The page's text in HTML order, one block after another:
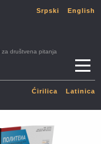
Srpski English
za društvena pitanja
Ćirilica Latinica